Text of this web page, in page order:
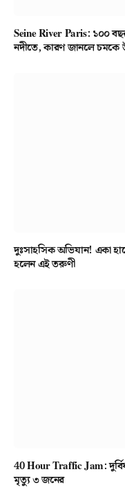
Seine River Paris: ১০০
নদীতে, কারণ জানলে চমকে
দুঃসাহসিক অভিযান! একা
হলেন এই তরুণী
40 Hour Traffic Jam:
মৃত্যু ৩ জনের